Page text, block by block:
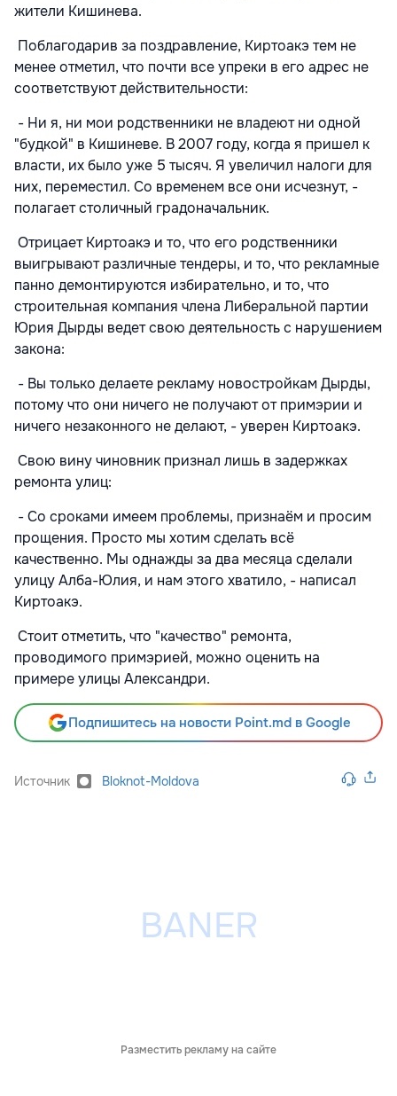
жители Кишинева.
Поблагодарив за поздравление, Киртоакэ тем не
менее отметил, что почти все упреки в его адрес не
соответствуют действительности:
- Ни я, ни мои родственники не владеют ни одной
"будкой" в Кишиневе. В 2007 году, когда я пришел к
власти, их было уже 5 тысяч. Я увеличил налоги для
них, переместил. Со временем все они исчезнут, -
полагает столичный градоначальник.
Отрицает Киртоакэ и то, что его родственники
выигрывают различные тендеры, и то, что рекламные
панно демонтируются избирательно, и то, что
строительная компания члена Либеральной партии
Юрия Дырды ведет свою деятельность с нарушением
закона:
- Вы только делаете рекламу новостройкам Дырды,
потому что они ничего не получают от примэрии и
ничего незаконного не делают, - уверен Киртоакэ.
Свою вину чиновник признал лишь в задержках
ремонта улиц:
- Со сроками имеем проблемы, признаём и просим
прощения. Просто мы хотим сделать всё
качественно. Мы однажды за два месяца сделали
улицу Алба-Юлия, и нам этого хватило, - написал
Киртоакэ.
Стоит отметить, что "качество" ремонта,
проводимого примэрией, можно оценить на
примере улицы Александри.
Подпишитесь на новости Point.md в Google
Источник Bloknot-Moldova
Разместить рекламу на сайте